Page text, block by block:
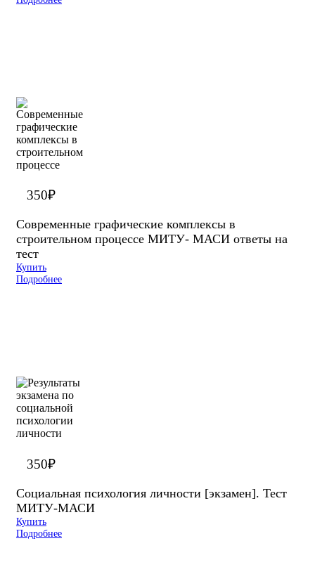
350₽
Современные графические комплексы в
строительном процессе МИТУ- МАСИ ответы на
тест
Купить
Подробнее
350₽
Социальная психология личности [экзамен]. Тест
МИТУ-МАСИ
Купить
Подробнее